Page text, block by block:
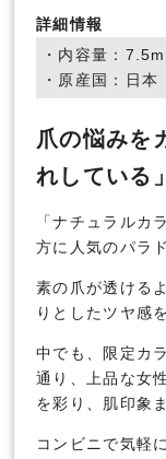
詳細情報
・内容量：
・原産国：日本
爪の悩みを
れしている
「ナチュラルカ
方に人気のパラ
素の爪が透ける
りとしたツヤ感
中でも、限定カ
通り、上品な女
を彩り、肌印象
コンビニで気軽